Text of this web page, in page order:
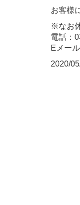
お客様
※なお
電話：
Eメー
2020/